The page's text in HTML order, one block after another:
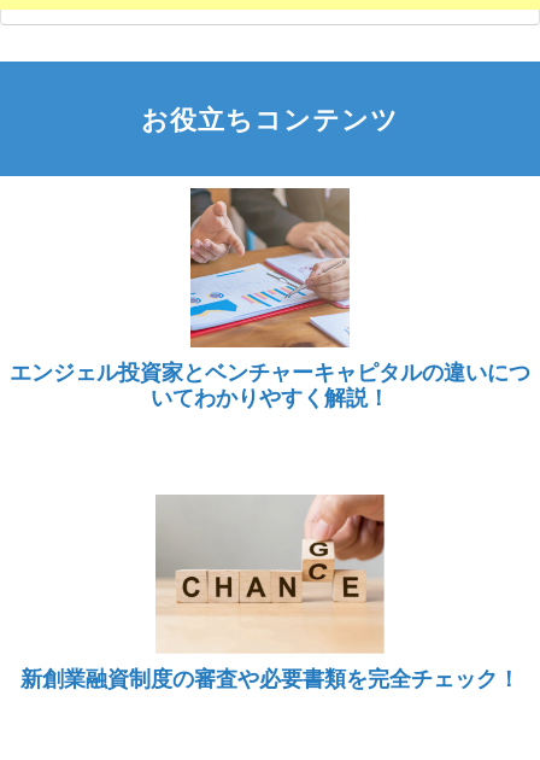
お役立ちコンテンツ
エンジェル投資家とベンチャーキャピタルの違いにつ
いてわかりやすく解説！
新創業融資制度の審査や必要書類を完全チェック！